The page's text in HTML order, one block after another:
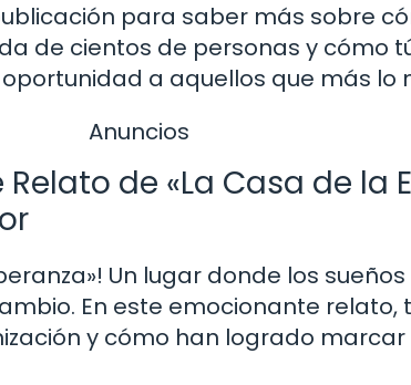
para saber más sobre
de cientos de personas y cómo
a aquellos que más lo
Anuncios
de «La Casa de la
Un lugar donde los
En este emocionante relato,
y cómo han logrado